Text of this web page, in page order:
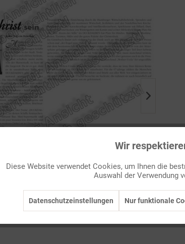
Wir
Diese Website verwendet Cookies, um Ihnen die
Auswahl der Verwendung
Datenschutzeinstellungen Nur funktionale